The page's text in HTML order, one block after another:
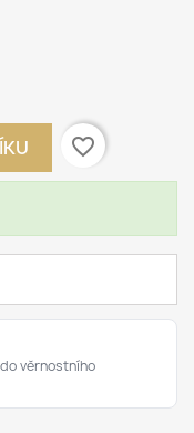
favorite_border
věrnostního